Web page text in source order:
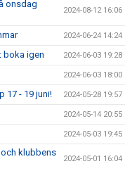
onsdag
2024-08-12 16:06
2024-06-24 14:24
boka igen 2024-06-03 19:28
2024-06-03 18:00
17 - 19 juni! 2024-05-28 19:57
2024-05-14 20:55
2024-05-03 19:45
klubbens
2024-05-01 16:04